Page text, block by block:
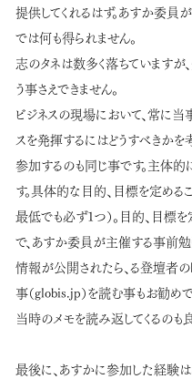
提供してくれるはず。あすか委員
では何も得られません。
志のタネは数多く落ちています
う事さえできません。
ビジネスの現場において、常に
スを発揮するにはどうすべきか
参加するのも同じ事です。主体
す。具体的な目的、目標を定める
最低でも必ず1つ）。目的、目標
で、あすか委員が主催する事前
情報が公開されたら、る登壇者の
事（globis.jp）を読む事もお勧め
当時のメモを読み返してくるのも
最後に、あすかに参加した経験は